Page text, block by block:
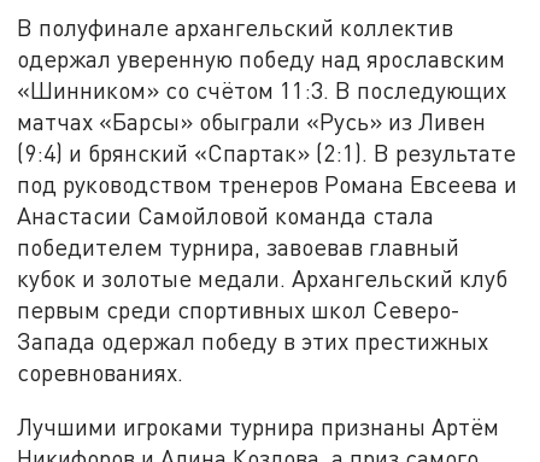
В полуфинале архангельский коллектив
одержал уверенную победу над ярославским
«Шинником» со счётом 11:3. В последующих
матчах «Барсы» обыграли «Русь» из Ливен
(9:4) и брянский «Спартак» (2:1). В результате
под руководством тренеров Романа Евсеева и
Анастасии Самойловой команда стала
победителем турнира, завоевав главный
кубок и золотые медали. Архангельский клуб
первым среди спортивных школ Северо-
Запада одержал победу в этих престижных
соревнованиях.
Лучшими игроками турнира признаны Артём